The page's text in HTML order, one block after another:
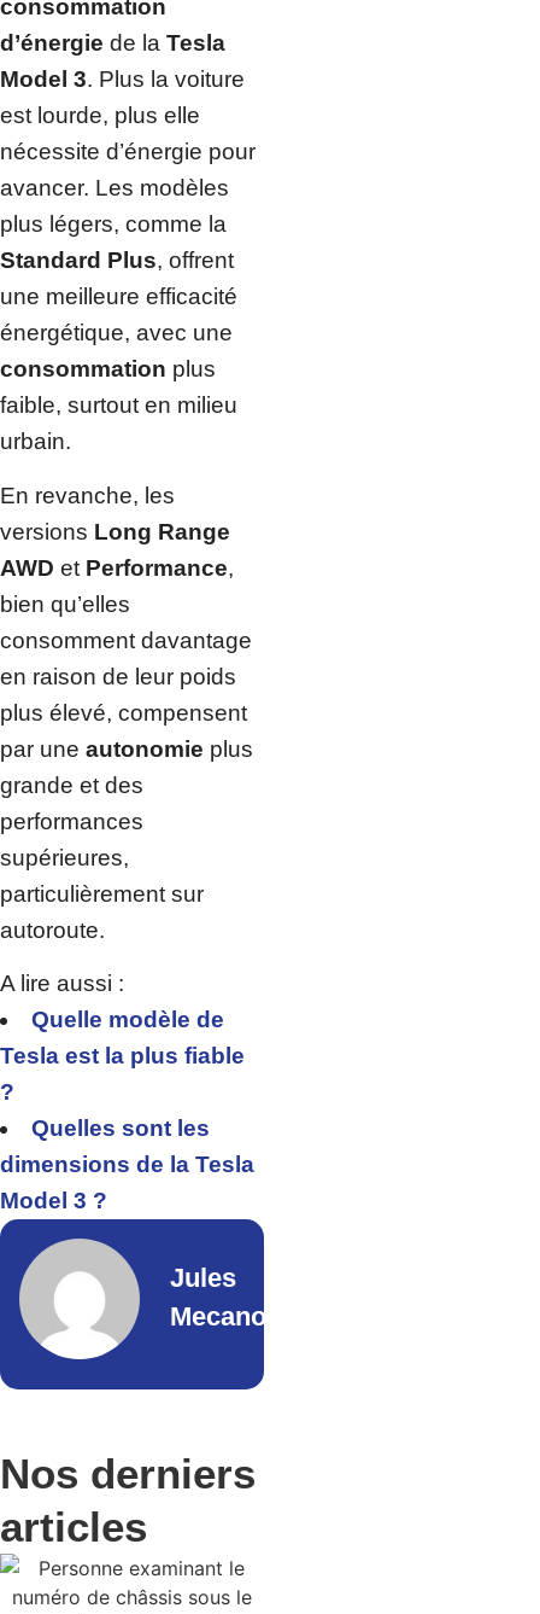
consommation
d’énergie de la Tesla
Model 3. Plus la voiture
est lourde, plus elle
nécessite d’énergie pour
avancer. Les modèles
plus légers, comme la
Standard Plus, offrent
une meilleure efficacité
énergétique, avec une
consommation plus
faible, surtout en milieu
urbain.
En revanche, les
versions Long Range
AWD et Performance,
bien qu’elles
consomment davantage
en raison de leur poids
plus élevé, compensent
par une autonomie plus
grande et des
performances
supérieures,
particulièrement sur
autoroute.
A lire aussi :
Quelle modèle de
Tesla est la plus fiable
?
Quelles sont les
dimensions de la Tesla
Model 3 ?
Jules
Mecano
Nos derniers
articles